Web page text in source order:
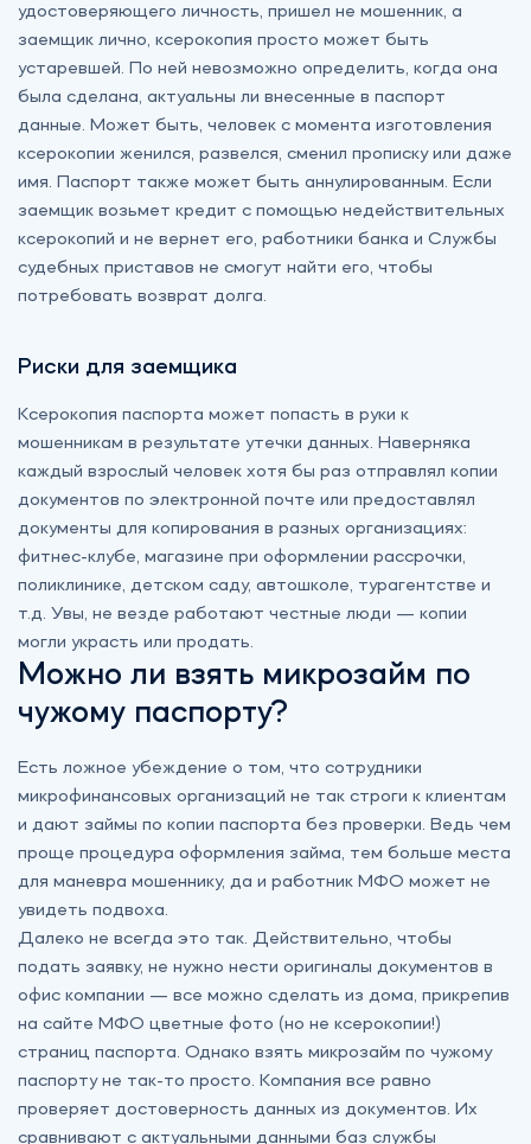
удостоверяющего личность, пришел не мошенник, а
заемщик лично, ксерокопия просто может быть
устаревшей. По ней невозможно определить, когда она
была сделана, актуальны ли внесенные в паспорт
данные. Может быть, человек с момента изготовления
ксерокопии женился, развелся, сменил прописку или даже
имя. Паспорт также может быть аннулированным. Если
заемщик возьмет кредит с помощью недействительных
ксерокопий и не вернет его, работники банка и Службы
судебных приставов не смогут найти его, чтобы
потребовать возврат долга.
Риски для заемщика
Ксерокопия паспорта может попасть в руки к
мошенникам в результате утечки данных. Наверняка
каждый взрослый человек хотя бы раз отправлял копии
документов по электронной почте или предоставлял
документы для копирования в разных организациях:
фитнес-клубе, магазине при оформлении рассрочки,
поликлинике, детском саду, автошколе, турагентстве и
т.д. Увы, не везде работают честные люди — копии
могли украсть или продать.
Можно ли взять микрозайм по
чужому паспорту?
Есть ложное убеждение о том, что сотрудники
микрофинансовых организаций не так строги к клиентам
и дают займы по копии паспорта без проверки. Ведь чем
проще процедура оформления займа, тем больше места
для маневра мошеннику, да и работник МФО может не
увидеть подвоха.
Далеко не всегда это так. Действительно, чтобы
подать заявку, не нужно нести оригиналы документов в
офис компании — все можно сделать из дома, прикрепив
на сайте МФО цветные фото (но не ксерокопии!)
страниц паспорта. Однако взять микрозайм по чужому
паспорту не так-то просто. Компания все равно
проверяет достоверность данных из документов. Их
сравнивают с актуальными данными баз службы